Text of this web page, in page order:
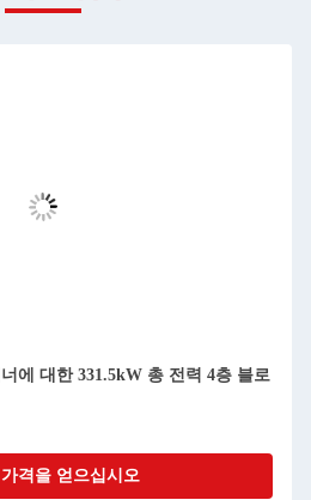
에 대한 331.5kW 총 전력 4층 블로
격을 얻으십시오